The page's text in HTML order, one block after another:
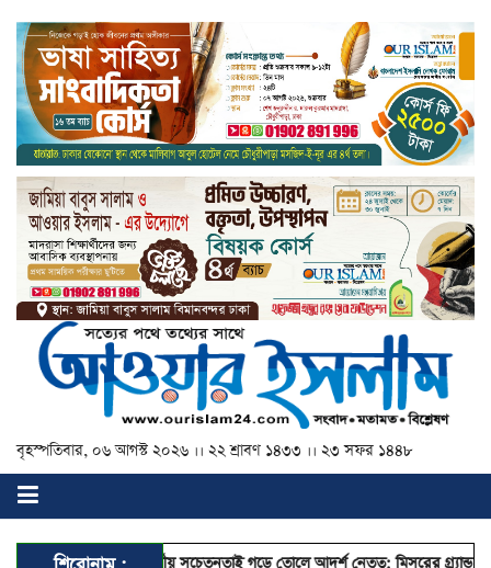
বৃহস্পতিবার, ০৬ আগস্ট ২০২৬ ।। ২২ শ্রাবণ ১৪৩৩ ।। ২৩ সফর ১৪৪৮